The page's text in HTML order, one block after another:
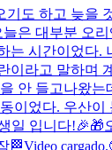
기도 하고 늦을
은 대부분 오
는 시간이었다.
이라고 말하며
안 들고나왔는
이었다. 우산이
일 입니다!🎉🎁
🏁Video cargado.